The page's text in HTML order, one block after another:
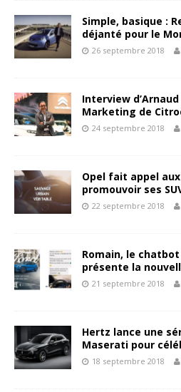
Simple, basique :
déjanté pour le
26 septembre 2018
Interview
Marketing de
24 septembre 2018
Opel fait appel
promouvoir ses
22 septembre 2018
Romain, le
présente la
21 septembre 2018
Hertz lance une
Maserati pour
18 septembre 2018